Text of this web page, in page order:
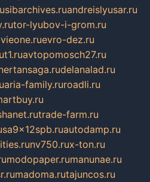
sibarchives.ruandreislyusar.ru
tor-lyubov-i-grom.ru
evro-dez.ru
avtopomosch27.ru
delanalad.ru
aria-family.ruroadli.ru
trade-farm.ru
autodamp.ru
nv750.rux-ton.ru
modopaper.rumanunae.ru
madoma.rutajuncos.ru